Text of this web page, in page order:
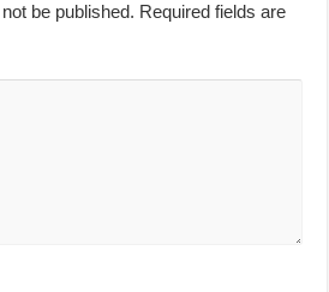
be published. Required fields are